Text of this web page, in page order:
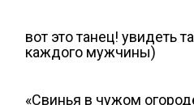
вот это танец! увидеть
каждого мужчины)
«Свинья в чужом